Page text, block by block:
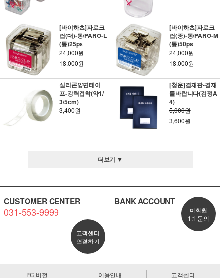
[바이하츠]파로크
립(대)-통/PARO-L
(통)25ps
24,000원
18,000원
[바이하츠]파로크
립(중)-통/PARO-M
(통)50ps
24,000원
18,000원
실리콘양면테이
프-강력접착(약1/
3/5cm)
3,400원
[청운]결재판-결재
를바랍니다(검정A
4)
5,000원
3,600원
더보기 ▼
CUSTOMER CENTER
031-553-9999
고객센터
연결하기
BANK ACCOUNT
비회원
1:1 문의
PC 버전 이용안내 고객센터